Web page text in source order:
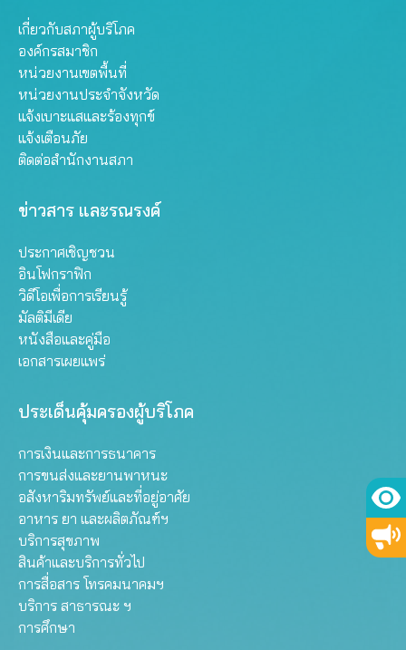
เกี่ยวกับสภาผู้บริโภค
องค์กรสมาชิก
หน่วยงานเขตพื้นที่
หน่วยงานประจำจังหวัด
แจ้งเบาะแสและร้องทุกข์
แจ้งเตือนภัย
ติดต่อสำนักงานสภา
ข่าวสาร และรณรงค์
ประกาศเชิญชวน
อินโฟกราฟิก
วิดีโอเพื่อการเรียนรู้
มัลติมีเดีย
หนังสือและคู่มือ
เอกสารเผยแพร่
ประเด็นคุ้มครองผู้บริโภค
การเงินและการธนาคาร
การขนส่งและยานพาหนะ
อสังหาริมทรัพย์และที่อยู่อาศัย
อาหาร ยา และผลิตภัณฑ์ฯ
บริการสุขภาพ
สินค้าและบริการทั่วไป
การสื่อสาร โทรคมนาคมฯ
บริการ สาธารณะ ฯ
การศึกษา